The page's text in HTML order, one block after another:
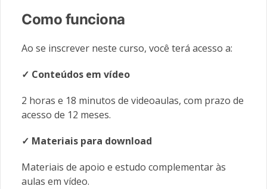
Como funciona
Ao se inscrever neste curso, você terá acesso a:
✓ Conteúdos em vídeo
2 horas e 18 minutos de videoaulas, com prazo de
acesso de 12 meses.
✓ Materiais para download
Materiais de apoio e estudo complementar às
aulas em vídeo.